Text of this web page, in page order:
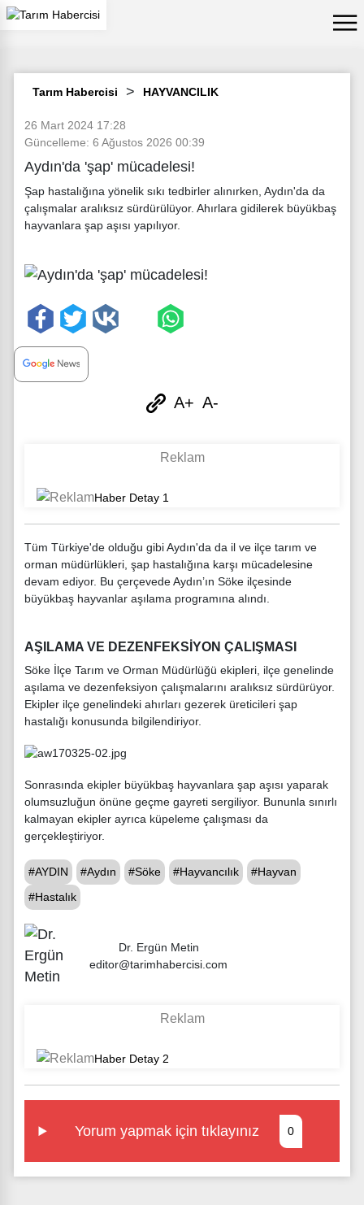
Tarım Habercisi HAYVANCILIK
26 Mart 2024 17:28
Güncelleme: 6 Ağustos 2026 00:39
Aydın'da 'şap' mücadelesi!
Şap hastalığına yönelik sıkı tedbirler alınırken, Aydın'da da
çalışmalar aralıksız sürdürülüyor. Ahırlara gidilerek büyükbaş
hayvanlara şap aşısı yapılıyor.
A+ A-
Tüm Türkiye'de olduğu gibi Aydın'da da il ve ilçe tarım ve
orman müdürlükleri, şap hastalığına karşı mücadelesine
devam ediyor. Bu çerçevede Aydın’ın Söke ilçesinde
büyükbaş hayvanlar aşılama programına alındı.
AŞILAMA VE DEZENFEKSİYON ÇALIŞMASI
Söke İlçe Tarım ve Orman Müdürlüğü ekipleri, ilçe genelinde
aşılama ve dezenfeksiyon çalışmalarını aralıksız sürdürüyor.
Ekipler ilçe genelindeki ahırları gezerek üreticileri şap
hastalığı konusunda bilgilendiriyor.
Sonrasında ekipler büyükbaş hayvanlara şap aşısı yaparak
olumsuzluğun önüne geçme gayreti sergiliyor. Bununla sınırlı
kalmayan ekipler ayrıca küpeleme çalışması da
gerçekleştiriyor.
#AYDIN #Aydın #Söke #Hayvancılık
#Hayvan
#Hastalık
Dr. Ergün Metin
editor@tarimhabercisi.com
Yorum yapmak için tıklayınız 0